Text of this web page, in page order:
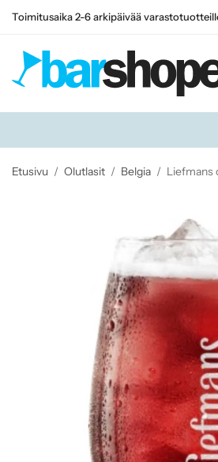
Toimitusaika 2-6 arkipäivää
Etusivu / Olutlasit / Belgia / Liefmans